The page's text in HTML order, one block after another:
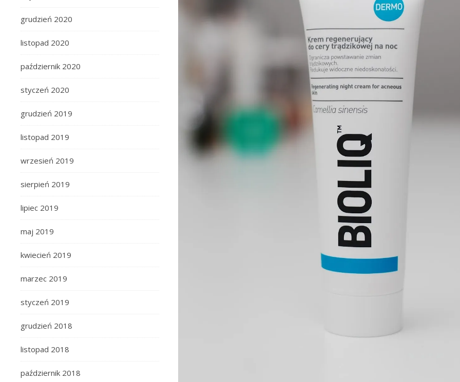
grudzień 2020
listopad 2020
październik 2020
styczeń 2020
grudzień 2019
listopad 2019
wrzesień 2019
sierpień 2019
lipiec 2019
maj 2019
kwiecień 2019
marzec 2019
styczeń 2019
grudzień 2018
listopad 2018
październik 2018